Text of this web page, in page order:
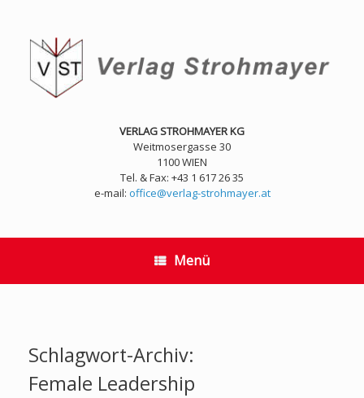
springen
VERLAG STROHMAYER KG
Weitmosergasse 30
1100 WIEN
Tel. & Fax: +43 1 617 26 35
e-mail: office@verlag-strohmayer.at
Menü
Schlagwort-Archiv:
Female Leadership